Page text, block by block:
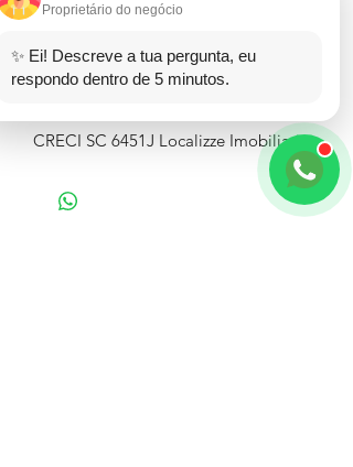
Valor a parti de R$ 72.000,00
WhatsApp (48)999592111
WhatsApp comercial (48)36600773
CRECI SC 6451J Localizze Imobiliaria
Proprietário do negócio
✨ Ei! Descreve a tua pergunta, eu
respondo dentro de 5 minutos.